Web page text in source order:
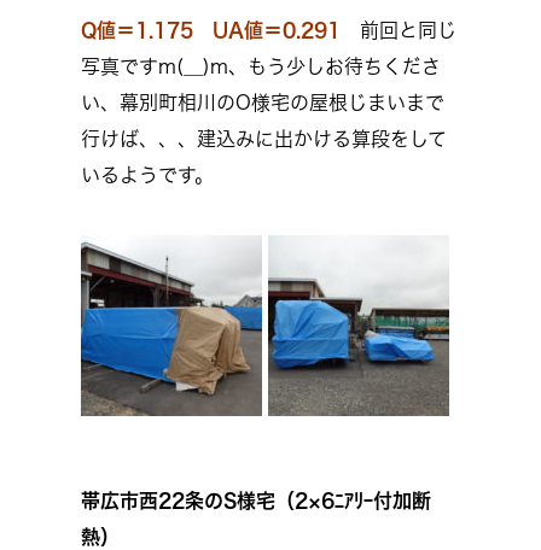
Q値＝1.175 UA値＝0.291
前回と同じ
写真ですm(__)m、もう少しお待ちくださ
い、幕別町相川のO様宅の屋根じまいまで
行けば、、、建込みに出かける算段をして
いるようです。
帯広市西22条のS様宅（2×6ﾆｱﾘｰ付加断
熱）